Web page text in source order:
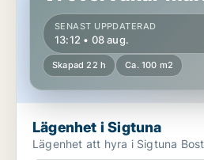
SENAST UPPDATERAD
13:12 • 08 aug.
Skapad 22 h Ca. 100 m2
Lägenhet i Sigtuna